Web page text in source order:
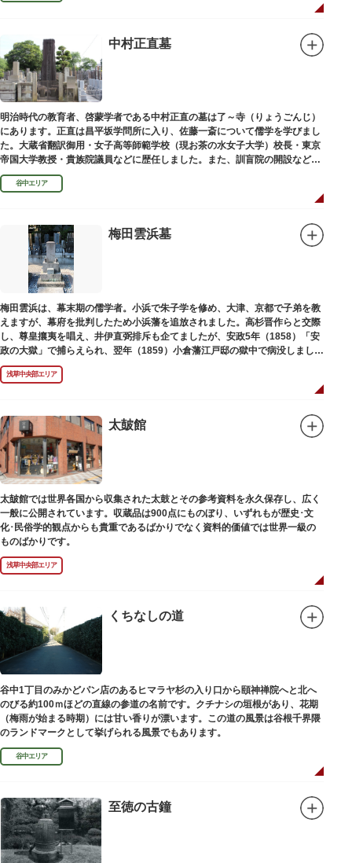
中村正直墓
明治時代の教育者、啓蒙学者である中村正直の墓は了～寺（りょうごんじ）
にあります。正直は昌平坂学問所に入り、佐藤一斎について儒学を学びまし
た。大蔵省翻訳御用・女子高等師範学校（現お茶の水女子大学）校長・東京
帝国大学教授・貴族院議員などに歴任しました。また、訓盲院の開設など女
子教育や障害者教育にも力を注ぎました。明治24（1891）病没しました。
谷中エリア
梅田雲浜墓
梅田雲浜は、幕末期の儒学者。小浜で朱子学を修め、大津、京都で子弟を教
えますが、幕府を批判したため小浜藩を追放されました。高杉晋作らと交際
し、尊皇攘夷を唱え、井伊直弼排斥も企てましたが、安政5年（1858）「安
政の大獄」で捕らえられ、翌年（1859）小倉藩江戸邸の獄中で病没しまし
た。お墓は海禅寺（かいぜんじ）にあります。
浅草中央部エリア
太皷館
太皷館では世界各国から収集された太鼓とその参考資料を永久保存し、広く
一般に公開されています。収蔵品は900点にものぼり、いずれもが歴史･文
化･民俗学的観点からも貴重であるばかりでなく資料的価値では世界一級の
ものばかりです。
浅草中央部エリア
くちなしの道
谷中1丁目のみかどパン店のあるヒマラヤ杉の入り口から頤神禅院へと北へ
のびる約100ｍほどの直線の参道の名前です。クチナシの垣根があり、花期
（梅雨が始まる時期）には甘い香りが漂います。この道の風景は谷根千界隈
のランドマークとして挙げられる風景でもあります。
谷中エリア
至徳の古鐘